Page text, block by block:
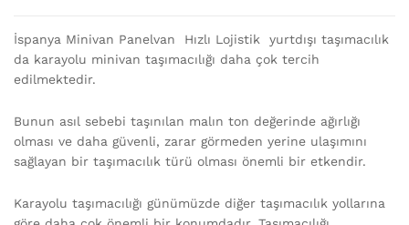
İspanya Minivan Panelvan Hızlı Lojistik yurtdışı taşımacılık
da karayolu minivan taşımacılığı daha çok tercih
edilmektedir.
Bunun asıl sebebi taşınılan malın ton değerinde ağırlığı
olması ve daha güvenli, zarar görmeden yerine ulaşımını
sağlayan bir taşımacılık türü olması önemli bir etkendir.
Karayolu taşımacılığı günümüzde diğer taşımacılık yollarına